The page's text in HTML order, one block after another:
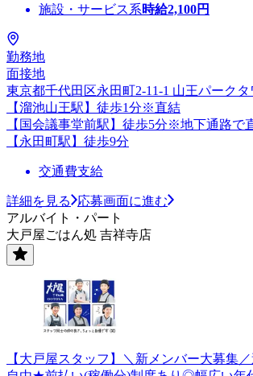
施設・サービス系時給2,100円
勤務地
面接地
東京都千代田区永田町2-11-1 山王パークタ
【溜池山王駅】徒歩1分※直結
【国会議事堂前駅】徒歩5分※地下通路で
【永田町駅】徒歩9分
交通費支給
詳細を見る
応募画面に進む
アルバイト・パート
大戸屋ごはん処 吉祥寺店
【大戸屋スタッフ】＼新メンバー大募集